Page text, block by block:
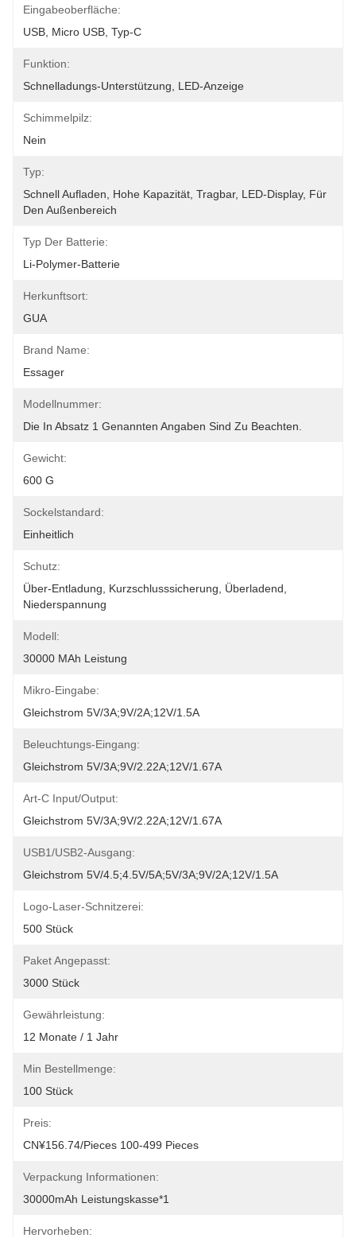
Eingabeoberfläche:
USB, Micro USB, Typ-C
Funktion:
Schnelladungs-Unterstützung, LED-Anzeige
Schimmelpilz:
Nein
Typ:
Schnell Aufladen, Hohe Kapazität, Tragbar, LED-Display, Für
Den Außenbereich
Typ Der Batterie:
Li-Polymer-Batterie
Herkunftsort:
GUA
Brand Name:
Essager
Modellnummer:
Die In Absatz 1 Genannten Angaben Sind Zu Beachten.
Gewicht:
600 G
Sockelstandard:
Einheitlich
Schutz:
Über-Entladung, Kurzschlusssicherung, Überladend,
Niederspannung
Modell:
30000 MAh Leistung
Mikro-Eingabe:
Gleichstrom 5V/3A;9V/2A;12V/1.5A
Beleuchtungs-Eingang:
Gleichstrom 5V/3A;9V/2.22A;12V/1.67A
Art-C Input/Output:
Gleichstrom 5V/3A;9V/2.22A;12V/1.67A
USB1/USB2-Ausgang:
Gleichstrom 5V/4.5;4.5V/5A;5V/3A;9V/2A;12V/1.5A
Logo-Laser-Schnitzerei:
500 Stück
Paket Angepasst:
3000 Stück
Gewährleistung:
12 Monate / 1 Jahr
Min Bestellmenge:
100 Stück
Preis:
CN¥156.74/pieces 100-499 Pieces
Verpackung Informationen:
30000mAh Leistungskasse*1
Hervorheben: